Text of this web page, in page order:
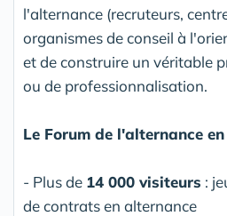
l'alternance (recruteurs,
organismes de conseil à
et de construire un véritable
ou de professionnalisation.
Le Forum de l'alternance
- Plus de 14 000 visiteurs :
de contrats en alternance